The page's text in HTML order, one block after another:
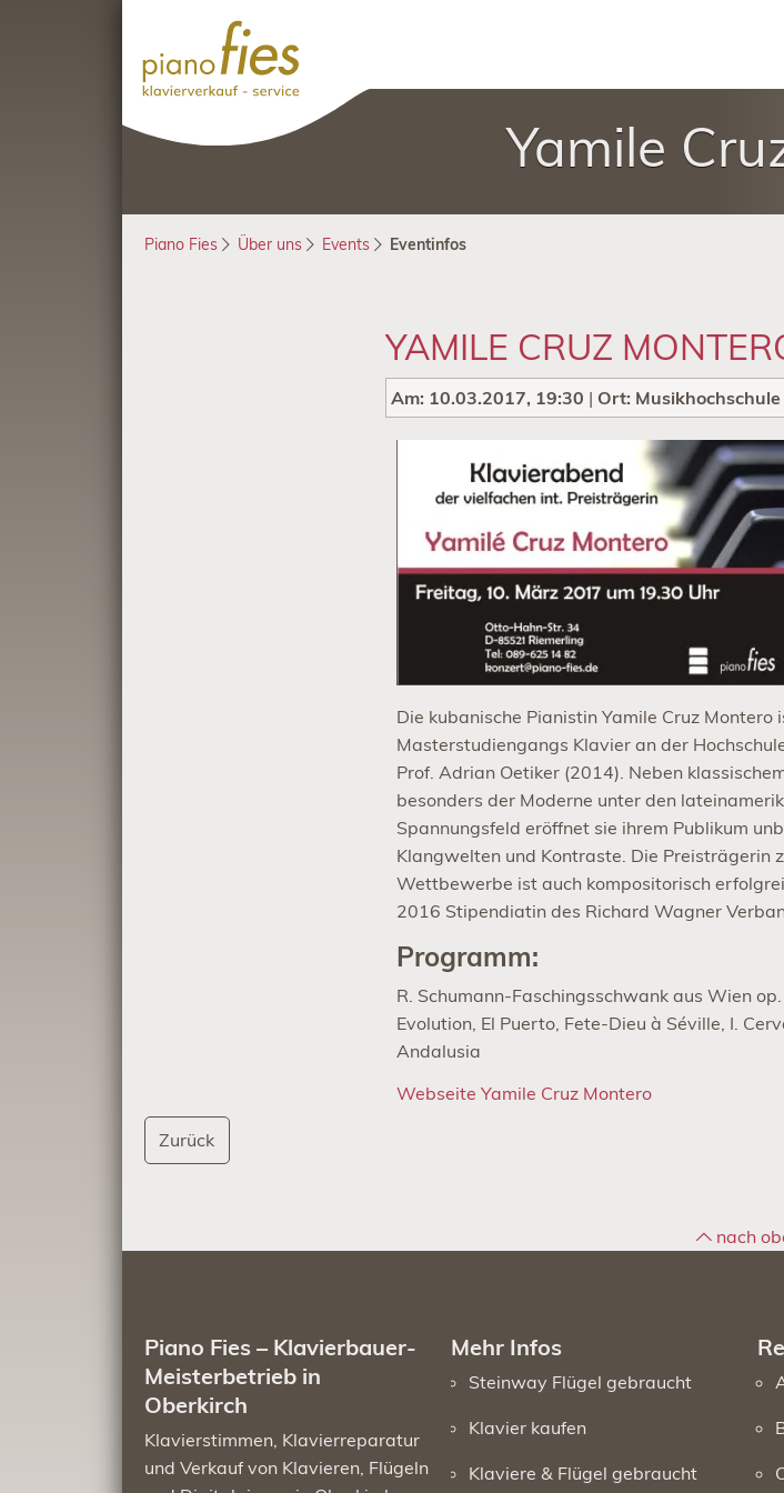
Yamile
Piano Fies Über uns Events Eventinfos
YAMILE CRUZ
Am: 10.03.2017, 19:30 | Ort:
Die kubanische Pianistin Yamile Cruz Montero
Masterstudiengangs Klavier an der
Prof. Adrian Oetiker (2014). Neben
besonders der Moderne unter den
Spannungsfeld eröffnet sie ihrem Publikum
Klangwelten und Kontraste. Die Preisträgerin
Wettbewerbe ist auch kompositorisch
2016 Stipendiatin des Richard Wagner
Programm:
R. Schumann-Faschingsschwank aus Wien
Evolution, El Puerto, Fete-Dieu à Séville, I.
Andalusia
Webseite Yamile Cruz Montero
Zurück
nach
Piano Fies – Klavierbauer-
Meisterbetrieb in
Oberkirch
Klavierstimmen, Klavierreparatur
und Verkauf von Klavieren, Flügeln
Mehr Infos
Steinway Flügel gebraucht
Klavier kaufen
Klaviere & Flügel gebraucht